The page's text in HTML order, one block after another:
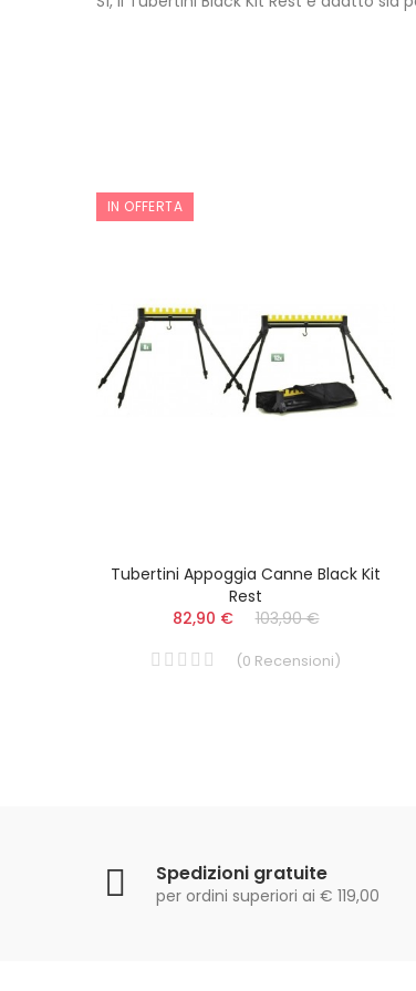
IN OFFERTA
Tubertini Appoggia Canne Black Kit
Rest
82,90 €
103,90 €
(0 Recensioni)
Spedizioni gratuite
per ordini superiori ai € 119,00